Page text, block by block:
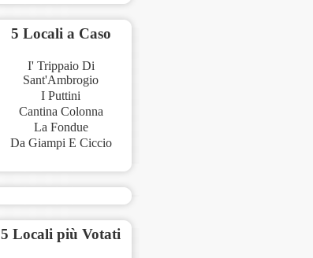
5 Locali a Caso
I' Trippaio Di
Sant'Ambrogio
I Puttini
Cantina Colonna
La Fondue
Da Giampi E Ciccio
5 Locali più Votati